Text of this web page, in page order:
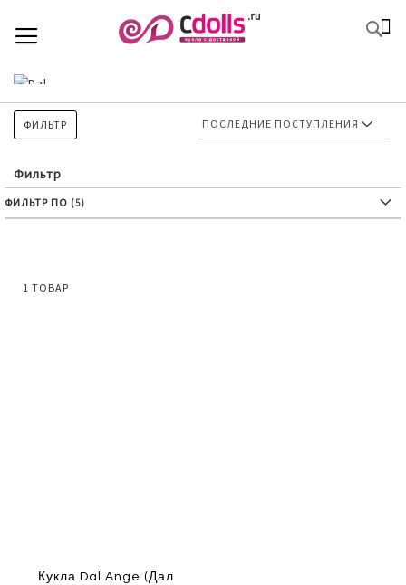
TO
CONTENT
1 ТОВАР
Кукла Dal Ange (Дал
Фильтр
ФИЛЬТР
ФИЛЬТР ПО